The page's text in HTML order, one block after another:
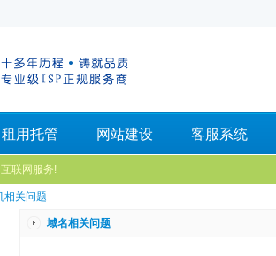
租用托管 网站建设 客服系统
联网服务!
相关问题
域名相关问题